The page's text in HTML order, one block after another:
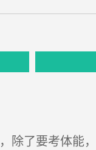
除了要考体能